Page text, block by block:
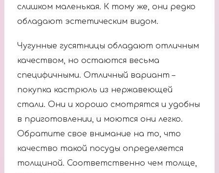
слишком маленькая. К тому же, они редко
обладают эстетическим видом.
Чугунные гусятницы обладают отличным
качеством, но остаются весьма
специфичными. Отличный вариант –
покупка кастрюль из нержавеющей
стали. Они и хорошо смотрятся и удобны
в приготовлении, и моются они легко.
Обратите свое внимание на то, что
качество такой посуды определяется
толщиной. Соответственно чем толще,